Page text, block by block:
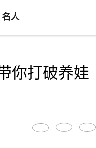
名人
你打破养娃